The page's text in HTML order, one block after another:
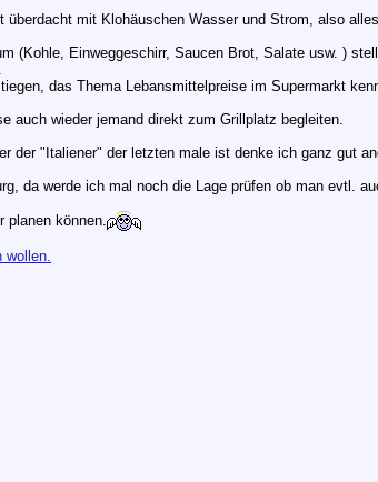
überdacht mit Klohäuschen Wasser und Strom, also
(Kohle, Einweggeschirr, Saucen Brot, Salate usw. )
das Thema Lebansmittelpreise im Supermarkt
auch wieder jemand direkt zum Grillplatz begleiten.
der "Italiener" der letzten male ist denke ich ganz gut
da werde ich mal noch die Lage prüfen ob man evtl.
können.
wollen.